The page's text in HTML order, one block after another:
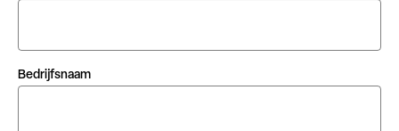
Bedrijfsnaam